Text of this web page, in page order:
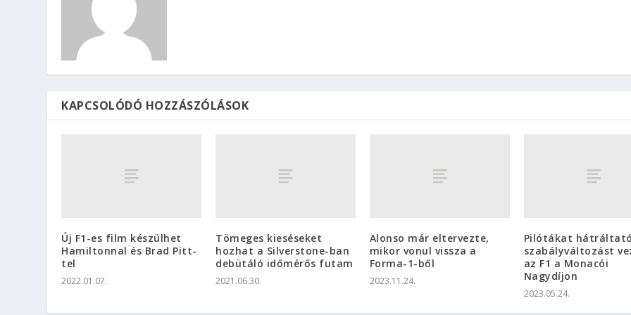
KAPCSOLÓDÓ HOZZÁSZÓLÁSOK
Új F1-es film készülhet
Hamiltonnal és Brad Pitt-
tel
2022.01.07.
Tömeges kieséseket
hozhat a Silverstone-ban
debütáló időmérős futam
2021.06.30.
Alonso már eltervezte,
mikor vonul vissza a
Forma-1-ből
2023.11.24.
Pilótákat hátráltató
szabályváltozást
az F1 a Monacói
Nagydíjon
2023.05.24.